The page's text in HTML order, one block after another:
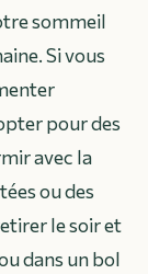
sommeil
Si vous
pour des
avec la
ou des
le soir et
dans un bol